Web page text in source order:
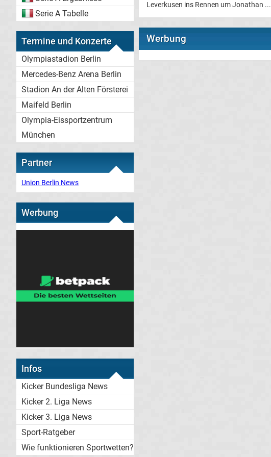
Serie A Tabelle
Termine und Konzerte
Olympiastadion Berlin
Mercedes-Benz Arena Berlin
Stadion An der Alten Försterei
Maifeld Berlin
Olympia-Eissportzentrum
München
Partner
Union Berlin News
Werbung
Infos
Kicker Bundesliga News
Kicker 2. Liga News
Kicker 3. Liga News
Sport-Ratgeber
Wie funktionieren Sportwetten?
Leverkusen ins Rennen um Jonathan ...
Werbung